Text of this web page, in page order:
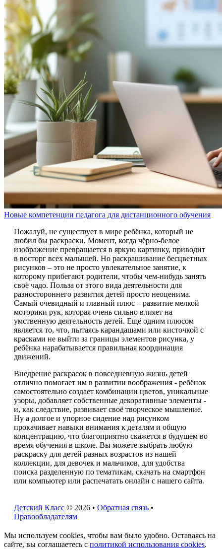
Новые компетенции педагога для дистанционного обучения
Пожалуй, не существует в мире ребёнка, который не
любил бы раскраски. Момент, когда чёрно-белое
изображение превращается в яркую картинку, приводит
в восторг всех малышей. Но раскрашивание бесцветных
рисунков – это не просто увлекательное занятие, к
которому прибегают родители, чтобы чем-нибудь занять
своё чадо. Польза от этого вида деятельности для
разностороннего развития детей просто неоценима.
Самый очевидный и главный плюс – развитие мелкой
моторики рук, которая очень сильно влияет на
умственную деятельность детей. Ещё одним плюсом
является то, что, пытаясь карандашами или кисточкой с
красками не выйти за границы элементов рисунка, у
ребёнка нарабатывается правильная координация
движений.
Внедрение раскрасок в повседневную жизнь детей
отлично помогает им в развитии воображения - ребёнок
самостоятельно создает комбинации цветов, уникальные
узоры, добавляет собственные декоративные элементы -
и, как следствие, развивает своё творческое мышление.
Ну а долгое и упорное сидение над рисунком
прокачивает навыки внимания к деталям и общую
концентрацию, что благоприятно скажется в будущем во
время обучения в школе. Вы можете выбрать любую
раскраску для детей разных возрастов из нашей
коллекции, для девочек и мальчиков, для удобства
поиска разделенную по тематикам, скачать на смартфон
или компьютер или распечатать онлайн с нашего сайта.
Детский Класс © 2026 • Обратная связь •
Правообладателям
Мы используем cookies, чтобы вам было удобно. Оставаясь на
сайте, вы соглашаетесь с политикой использования cookies.